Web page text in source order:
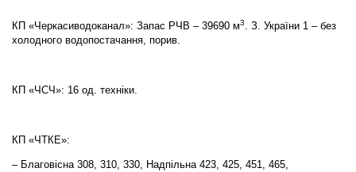
КП «Черкасиводоканал»: Запас РЧВ – 39690 м3. З. України 1 – без
холодного водопостачання, порив.
КП «ЧСЧ»: 16 од. техніки.
КП «ЧТКЕ»:
– Благовісна 308, 310, 330, Надпільна 423, 425, 451, 465,